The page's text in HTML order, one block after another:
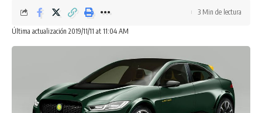
Última actualización 2019/11/11 at 11:04 AM
3 Min de lectura